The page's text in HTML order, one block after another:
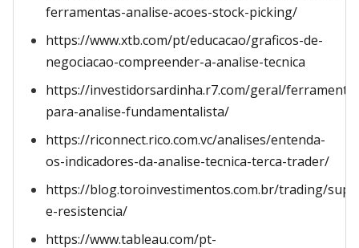
ferramentas-analise-acoes-stock-picking/
https://www.xtb.com/pt/educacao/graficos-de-
negociacao-compreender-a-analise-tecnica
https://investidorsardinha.r7.com/geral/
para-analise-fundamentalista/
https://riconnect.rico.com.vc/analises/entenda-
os-indicadores-da-analise-tecnica-terca-trader/
https://blog.toroinvestimentos.com.br/trading/
e-resistencia/
https://www.tableau.com/pt-